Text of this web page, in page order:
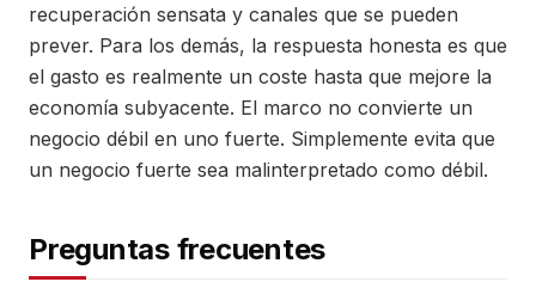
recuperación sensata y canales que se pueden
prever. Para los demás, la respuesta honesta es que
el gasto es realmente un coste hasta que mejore la
economía subyacente. El marco no convierte un
negocio débil en uno fuerte. Simplemente evita que
un negocio fuerte sea malinterpretado como débil.
Preguntas frecuentes